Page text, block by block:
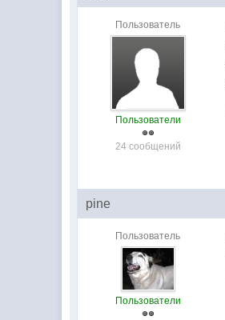
Пользователь
Пользователи
24 сообщений
pine
Пользователь
Пользователи